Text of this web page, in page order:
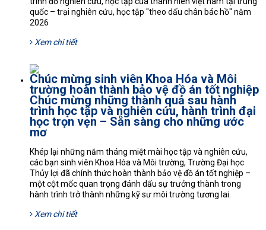
quốc – trại nghiên cứu, học tập "theo dấu chân bác hồ" năm
2026
Xem chi tiết
Chúc mừng sinh viên Khoa Hóa và Môi
trường hoàn thành bảo vệ đồ án tốt nghiệp
Chúc mừng những thành quả sau hành
trình học tập và nghiên cứu, hành trình đại
học trọn vẹn – Sẵn sàng cho những ước
mơ
Khép lại những năm tháng miệt mài học tập và nghiên cứu,
các bạn sinh viên Khoa Hóa và Môi trường, Trường Đại học
Thủy lợi đã chính thức hoàn thành bảo vệ đồ án tốt nghiệp –
một cột mốc quan trọng đánh dấu sự trưởng thành trong
hành trình trở thành những kỹ sư môi trường tương lai.
Xem chi tiết